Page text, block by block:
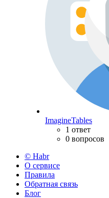
ImagineTables
1 ответ
0 вопросов
© Habr
О сервисе
Правила
Обратная связь
Блог